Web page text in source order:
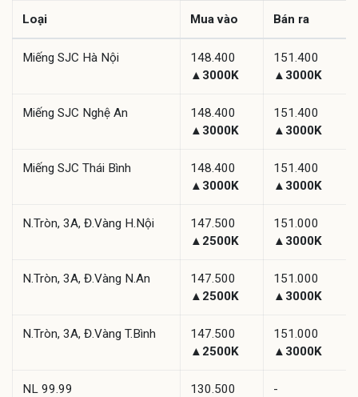
Loại Mua vào Bán ra
Miếng SJC Hà Nội
148.400
▲3000K
151.400
▲3000K
Miếng SJC Nghệ An
148.400
▲3000K
151.400
▲3000K
Miếng SJC Thái Bình
148.400
▲3000K
151.400
▲3000K
N.Tròn, 3A, Đ.Vàng H.Nội
147.500
▲2500K
151.000
▲3000K
N.Tròn, 3A, Đ.Vàng N.An
147.500
▲2500K
151.000
▲3000K
N.Tròn, 3A, Đ.Vàng T.Bình
147.500
▲2500K
151.000
▲3000K
NL 99.99
130.500
-